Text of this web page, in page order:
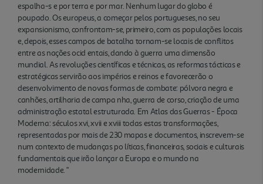
espalha-s e por terra e por mar. Nenhum lugar do globo é
poupado. Os europeus, a começar pelos portugueses, no seu
expansionismo, confrontam-se, primeiro, com as populações locais
e, depois, esses campos de batalha tornam-se locais de conflitos
entre as nações ocid entais, dando à guerra uma dimensão
mundial. As revoluções científicas e técnicas, as reformas tácticas e
estratégicas servirão aos impérios e reinos e favorecerão o
desenvolvimento de novas formas de combate: pólvora negra e
canhões, artilharia de campa nha, guerra de corso, criação de uma
administração estatal estruturada. Em Atlas das Guerras - Época
Moderna: séculos xvi, xvii e xviii todas estas transformações,
representadas por mais de 230 mapas e documentos, inscrevem-se
num contexto de mudanças po líticas, financeiras, sociais e culturais
fundamentais que irão lançar a Europa e o mundo na
modernidade. "